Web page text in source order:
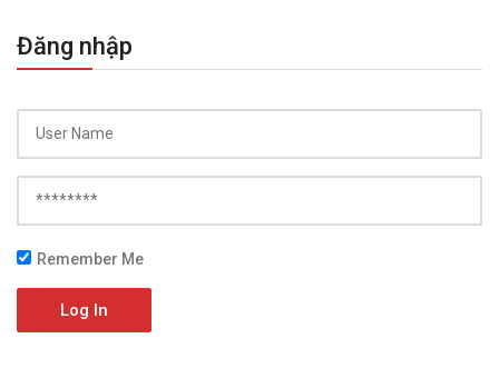
Đăng nhập
Remember Me
Log In